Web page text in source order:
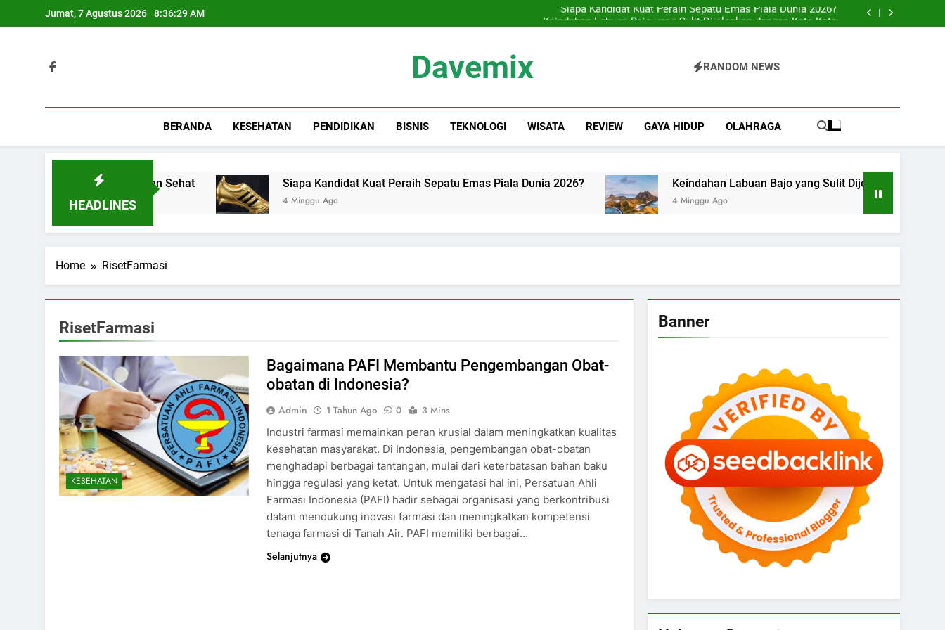
to
Jumat, 7 Agustus 2026 8:36:29 AM
Keindahan Labuan Bajo yang Sulit Dijelaskan dengan Kata-Kata
Sewa Proyektor Jakarta, Pilihan Praktis untuk Berbagai Acara Spesial
Keindahan Labuan Bajo yang Sulit Dijelaskan dengan Kata-Kata
Davemix RANDOM NEWS
BERANDA KESEHATAN PENDIDIKAN BISNIS TEKNOLOGI WISATA REVIEW GAYA HIDUP OLAHRAGA
HEADLINES
untuk Hunian Modern dan Sehat Siapa Kandidat Kuat Peraih Sepatu Emas Piala Dunia 2026?
4 Minggu Ago
Keindahan Labuan Bajo yang Sulit Dijelaskan dengan
4 Minggu Ago
Home RisetFarmasi
RisetFarmasi
KESEHATAN
Bagaimana PAFI Membantu Pengembangan Obat-
obatan di Indonesia?
Admin 1 Tahun Ago 0
3 Mins
Industri farmasi memainkan peran krusial dalam meningkatkan kualitas
kesehatan masyarakat. Di Indonesia, pengembangan obat-obatan
menghadapi berbagai tantangan, mulai dari keterbatasan bahan baku
hingga regulasi yang ketat. Untuk mengatasi hal ini, Persatuan Ahli
Farmasi Indonesia (PAFI) hadir sebagai organisasi yang berkontribusi
dalam mendukung inovasi farmasi dan meningkatkan kompetensi
tenaga farmasi di Tanah Air. PAFI memiliki berbagai…
Selanjutnya
Banner